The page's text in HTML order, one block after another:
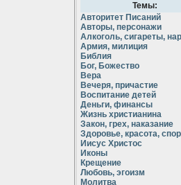
Темы:
Авторитет Писаний
Авторы, персонажи
Алкоголь, сигареты,
Армия, милиция
Библия
Бог, Божество
Вера
Вечеря, причастие
Воспитание детей
Деньги, финансы
Жизнь христианина
Закон, грех, наказание
Здоровье, красота,
Иисус Христос
Иконы
Крещение
Любовь, эгоизм
Молитва